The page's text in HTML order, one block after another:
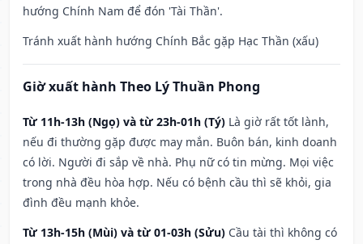
hướng Chính Nam để đón 'Tài Thần'.
Tránh xuất hành hướng Chính Bắc gặp Hạc Thần (xấu)
Giờ xuất hành Theo Lý Thuần Phong
Từ 11h-13h (Ngọ) và từ 23h-01h (Tý) Là giờ rất tốt lành,
nếu đi thường gặp được may mắn. Buôn bán, kinh doanh
có lời. Người đi sắp về nhà. Phụ nữ có tin mừng. Mọi việc
trong nhà đều hòa hợp. Nếu có bệnh cầu thì sẽ khỏi, gia
đình đều mạnh khỏe.
Từ 13h-15h (Mùi) và từ 01-03h (Sửu) Cầu tài thì không có